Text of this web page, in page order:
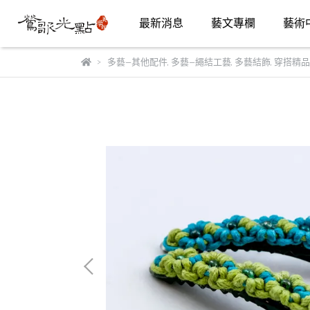
最新消息 藝文專欄 藝術
多藝—其他配件, 多藝—繩結工藝, 多藝結飾, 穿搭精品